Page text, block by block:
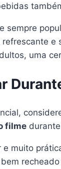
sempre
refrescante e
uma
filme
e muito